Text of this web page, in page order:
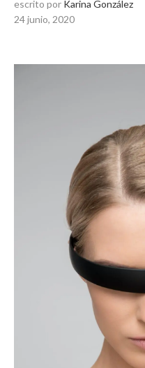
escrito por Karina González
24 junio, 2020